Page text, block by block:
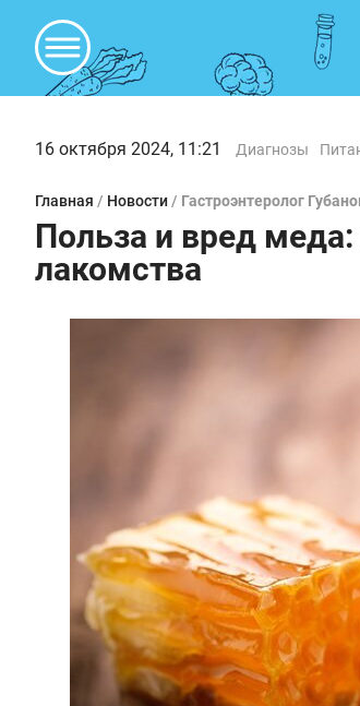
16 октября 2024, 11:21 Диагнозы
Главная / Новости / Гастроэнтеролог
Польза и вред
лакомства